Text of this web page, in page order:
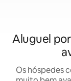
Aluguel
Os hóspedes